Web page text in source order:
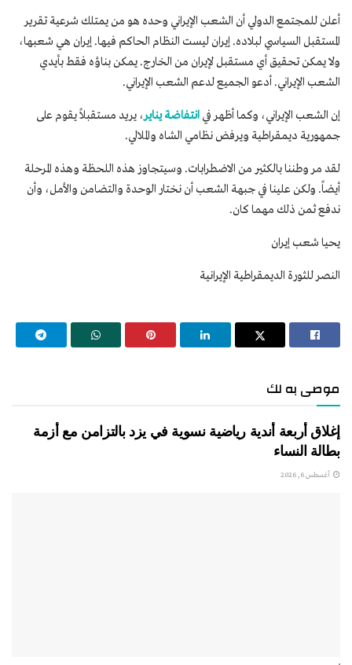
أعلن للمجتمع الدولي أن الشعب الإيراني وحده هو من يمتلك شرعية تقرير
المستقبل السياسي لبلاده. إيران ليست النظام الحاكم فيها. إيران هي شعبها،
ولا يمكن تحقيق أي مستقبل لإيران من الخارج. يمكن بناؤه فقط بأيدي
الشعب الإيراني. أدعو الجميع لدعم الشعب الإيراني.
إن الشعب الإيراني، وكما أظهر في انتفاضة يناير، يريد مستقبلاً يقوم على
جمهورية ديمقراطية ويرفض نظامي الشاه والملالي.
لقد مر وطننا بالكثير من الاضطرابات. وسيتجاوز هذه اللحظة وهذه المرحلة
أيضاً. ولكن علينا في جبهة الشعب أن نختار الوحدة والتضامن والأمل، وأن
ندفع ثمن ذلك مهما كان.
يحيا شعب إيران
النصر للثورة الديمقراطية الإيرانية
موصى به لك
إغلاق أربعة أندية رياضية نسوية في يزد بالتزامن مع أزمة
بطالة النساء
أغسطس 6, 2026